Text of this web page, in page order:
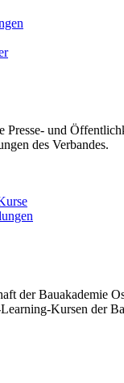
Presse- und
des Verbandes.
der Bauakademie
Kursen der